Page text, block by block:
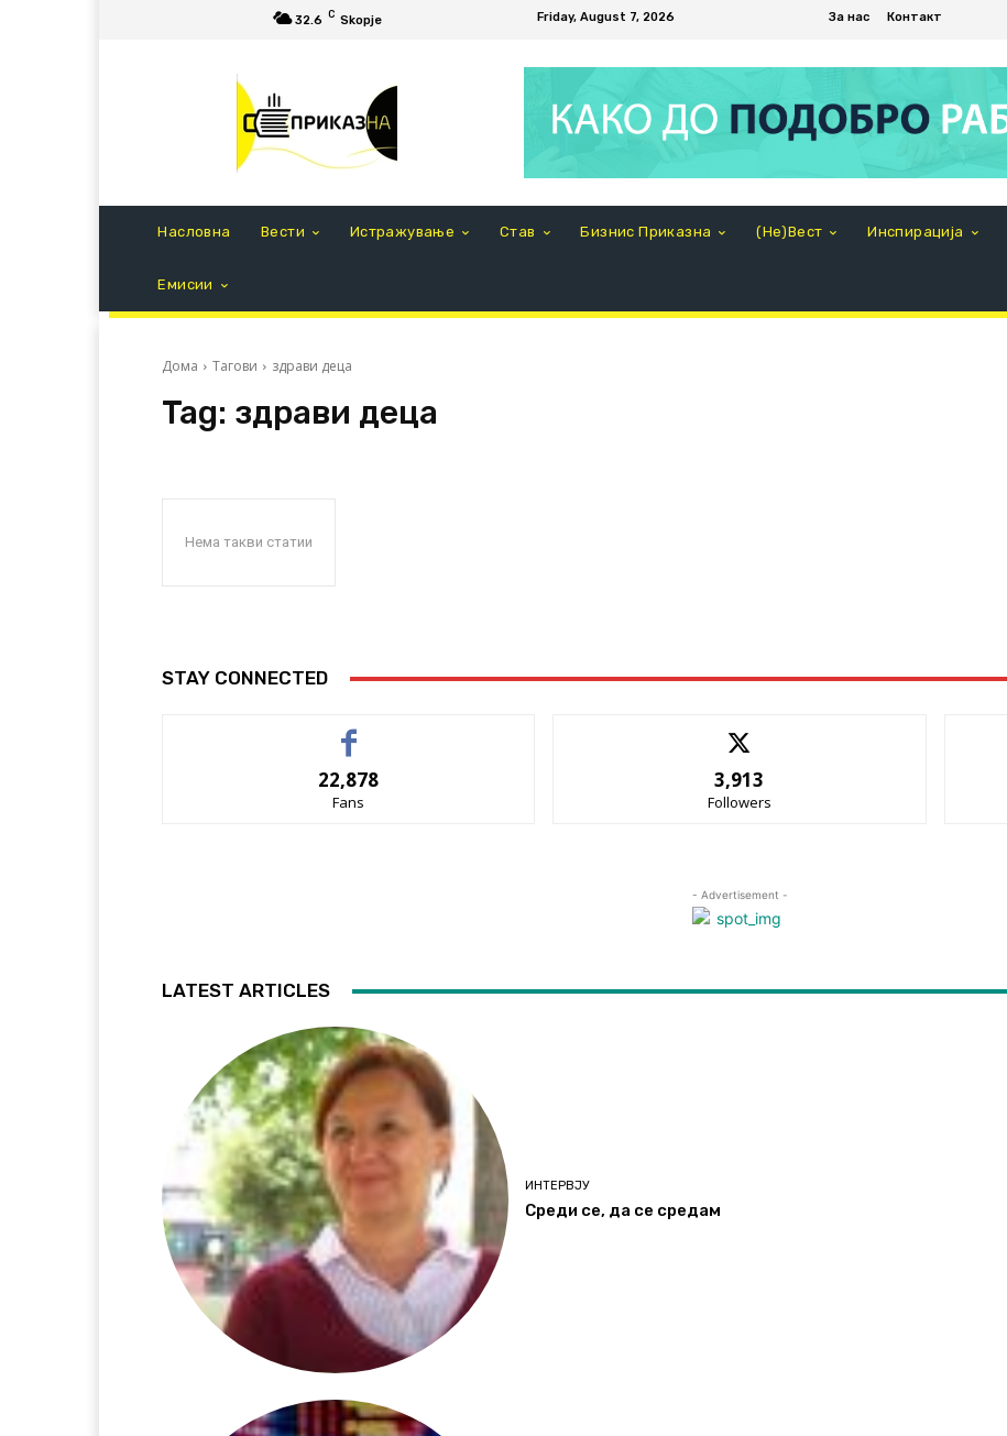
32.6 C Skopje Friday, August 7, 2026 За нас Контакт
Насловна Вести Истражување Став Бизнис Приказна (Не)Вест Инспирација
Емисии
Дома Тагови здрави деца
Tag: здрави деца
Нема такви статии
STAY CONNECTED
22,878
Fans
3,913
Followers
- Advertisement -
LATEST ARTICLES
ИНТЕРВЈУ
Среди се, да се средам